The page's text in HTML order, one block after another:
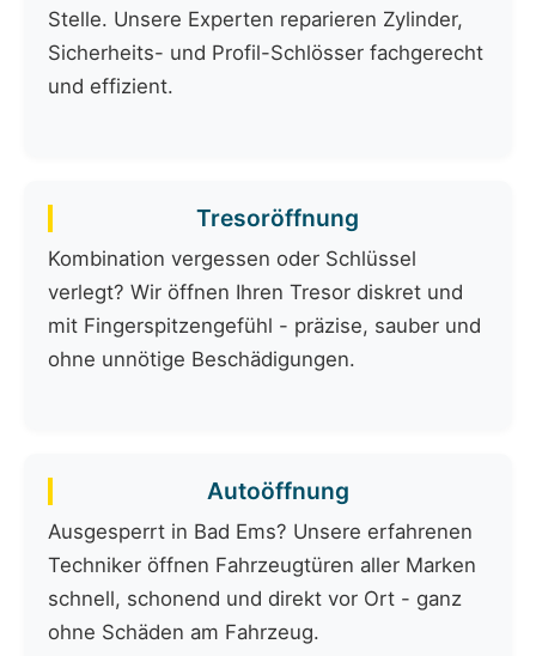
Stelle. Unsere Experten reparieren Zylinder,
Sicherheits- und Profil-Schlösser fachgerecht
und effizient.
Tresoröffnung
Kombination vergessen oder Schlüssel
verlegt? Wir öffnen Ihren Tresor diskret und
mit Fingerspitzengefühl - präzise, sauber und
ohne unnötige Beschädigungen.
Autoöffnung
Ausgesperrt in Bad Ems? Unsere erfahrenen
Techniker öffnen Fahrzeugtüren aller Marken
schnell, schonend und direkt vor Ort - ganz
ohne Schäden am Fahrzeug.